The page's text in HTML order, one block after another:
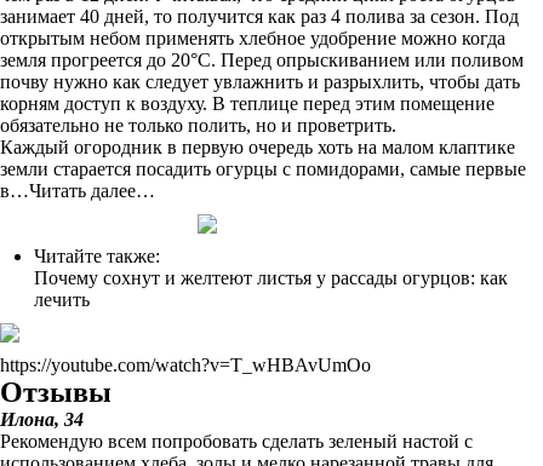
занимает 40 дней, то получится как раз 4 полива за сезон. Под
открытым небом применять хлебное удобрение можно когда
земля прогреется до 20°C. Перед опрыскиванием или поливом
почву нужно как следует увлажнить и разрыхлить, чтобы дать
корням доступ к воздуху. В теплице перед этим помещение
обязательно не только полить, но и проветрить.
Каждый огородник в первую очередь хоть на малом клаптике
земли старается посадить огурцы с помидорами, самые первые
в…Читать далее…
Читайте также:
Почему сохнут и желтеют листья у рассады огурцов: как
лечить
https://youtube.com/watch?v=T_wHBAvUmOo
Отзывы
Илона, 34
Рекомендую всем попробовать сделать зеленый настой с